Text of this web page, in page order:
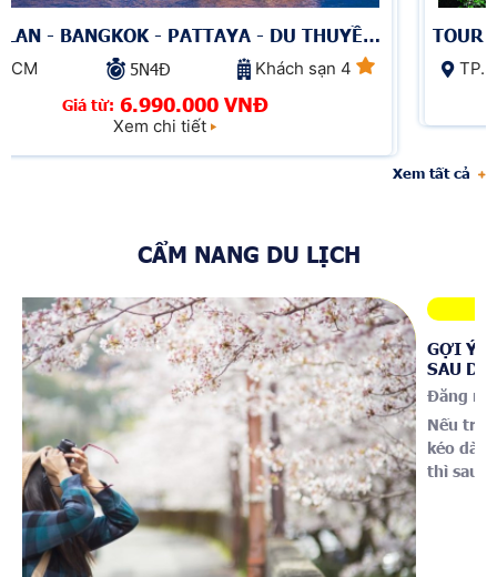
PATTAYA - DU THUYỀN
PHRAYA
Khách sạn 4
VNĐ
TOUR HÀNH HƯƠNG
NHA -
TP.HCM
Xem tất cả
CẨM NANG DU LỊCH